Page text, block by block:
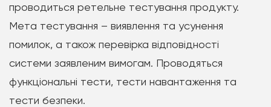
проводиться ретельне тестування продукту.
Мета тестування – виявлення та усунення
помилок, а також перевірка відповідності
системи заявленим вимогам. Проводяться
функціональні тести, тести навантаження та
тести безпеки.